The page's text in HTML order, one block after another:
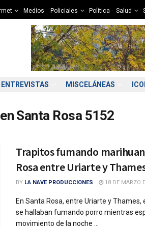
Medios Policiales Polìtica Salud
ENTREVISTAS MISCELÁNEAS
Santa Rosa 5152
Trapitos fumando
Rosa entre Uriarte y
BY LA NAVE PRODUCCIONES 18 DE MARZO
En Santa Rosa, entre Uriarte y Thames,
se hallaban fumando porro mientras
movimiento de la noche ...